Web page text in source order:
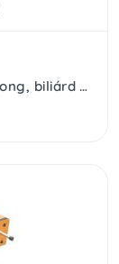
4 az 1-ben játékasztal, csocsó, ping-pong, biliárd és curling bowling játékhoz